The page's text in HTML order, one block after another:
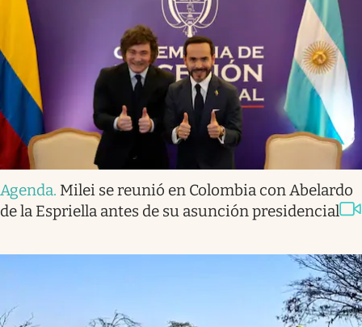
Agenda. Milei se reunió en Colombia con Abelardo
de la Espriella antes de su asunción presidencial